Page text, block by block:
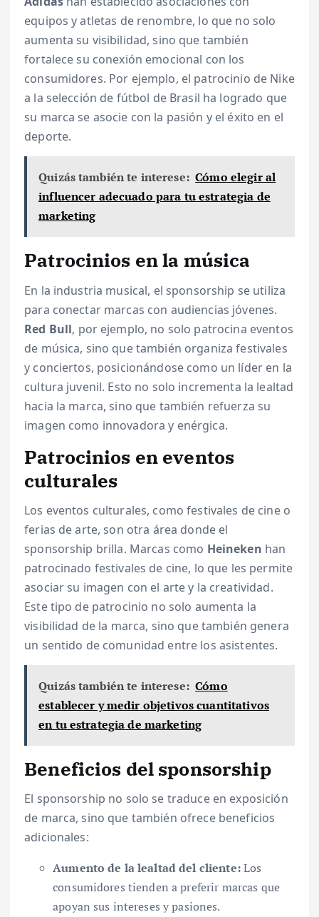
equipos y atletas de renombre, lo que no solo
aumenta su visibilidad, sino que también
fortalece su conexión emocional con los
consumidores. Por ejemplo, el patrocinio de Nike
a la selección de fútbol de Brasil ha logrado que
su marca se asocie con la pasión y el éxito en el
deporte.
Quizás también te interese: Cómo elegir al
influencer adecuado para tu estrategia de
marketing
Patrocinios en la música
En la industria musical, el sponsorship se utiliza
para conectar marcas con audiencias jóvenes.
Red Bull, por ejemplo, no solo patrocina eventos
de música, sino que también organiza festivales
y conciertos, posicionándose como un líder en la
cultura juvenil. Esto no solo incrementa la lealtad
hacia la marca, sino que también refuerza su
imagen como innovadora y enérgica.
Patrocinios en eventos
culturales
Los eventos culturales, como festivales de cine o
ferias de arte, son otra área donde el
sponsorship brilla. Marcas como Heineken han
patrocinado festivales de cine, lo que les permite
asociar su imagen con el arte y la creatividad.
Este tipo de patrocinio no solo aumenta la
visibilidad de la marca, sino que también genera
un sentido de comunidad entre los asistentes.
Quizás también te interese: Cómo
establecer y medir objetivos cuantitativos
en tu estrategia de marketing
Beneficios del sponsorship
El sponsorship no solo se traduce en exposición
de marca, sino que también ofrece beneficios
adicionales:
Aumento de la lealtad del cliente:Los
consumidores tienden a preferir marcas que
apoyan sus intereses y pasiones.